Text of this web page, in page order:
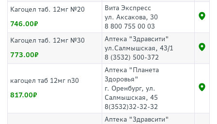
Кагоцел таб. 12мг №20
746.00
Вита Экспресс
ул. Аксакова, 30
8 800 755 00 03
Кагоцел таб. 12мг №30
773.00
Аптека "Здравсити"
ул.Салмышская, 43/1
8 (3532) 500-372
кагоцел таб 12мг n30
817.00
Аптека "Планета
Здоровья"
г. Оренбург, ул.
Салмышская, 45
8(3532)32-32-32
Аптека "Здравсити"